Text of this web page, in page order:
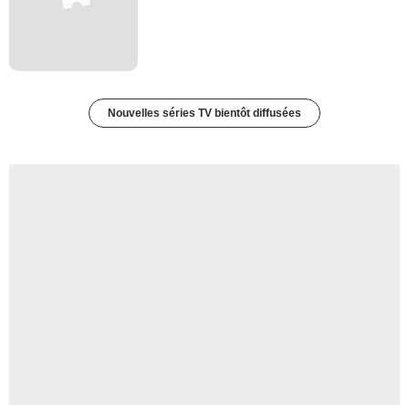
Nouvelles séries TV bientôt diffusées